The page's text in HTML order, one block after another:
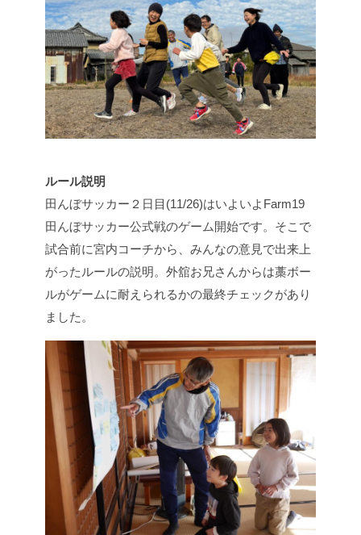
ルール説明
田んぼサッカー２日目(11/26)はいよいよFarm19
田んぼサッカー公式戦のゲーム開始です。そこで
試合前に宮内コーチから、みんなの意見で出来上
がったルールの説明。外舘お兄さんからは藁ボー
ルがゲームに耐えられるかの最終チェックがあり
ました。